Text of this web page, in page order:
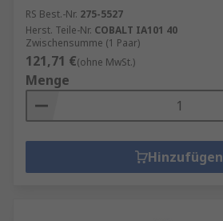
RS Best.-Nr. 275-5527
Herst. Teile-Nr. COBALT IA101 40
Zwischensumme (1 Paar)
121,71 €(ohne MwSt.)
Menge
Hinzufügen